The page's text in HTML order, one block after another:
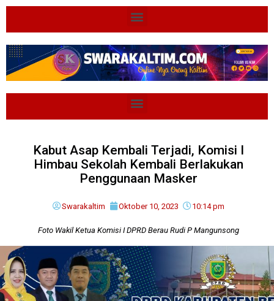
Kabut Asap Kembali Terjadi, Komisi I
Himbau Sekolah Kembali Berlakukan
Penggunaan Masker
Swarakaltim Oktober 10, 2023 10:14 pm
Foto Wakil Ketua Komisi I DPRD Berau Rudi P Mangunsong